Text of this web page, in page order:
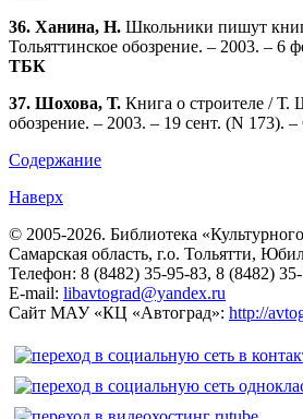
36. Ханина, Н. Школьники пишут
Тольяттинское обозрение. – 2003. – 6
ТБК
37. Шохова, Т. Книга о строителе / Т.
обозрение. – 2003. – 19 сент. (N 173).
Содержание
Наверх
© 2005-2026. Библиотека
Самарская область, г.о. Тольятти,
Телефон: 8 (8482) 35-95-83, 8 (8482)
E-mail: libavtograd@yandex.ru
Сайт МАУ «КЦ «Автоград»: http://